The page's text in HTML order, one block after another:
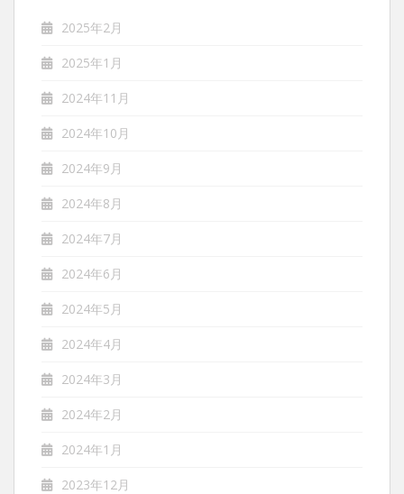
2025年2月
2025年1月
2024年11月
2024年10月
2024年9月
2024年8月
2024年7月
2024年6月
2024年5月
2024年4月
2024年3月
2024年2月
2024年1月
2023年12月